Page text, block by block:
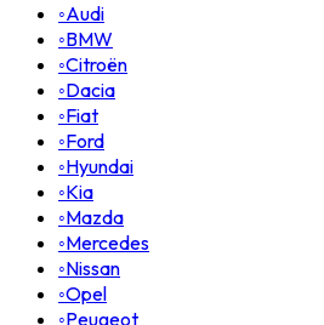
◦Audi
◦BMW
◦Citroën
◦Dacia
◦Fiat
◦Ford
◦Hyundai
◦Kia
◦Mazda
◦Mercedes
◦Nissan
◦Opel
◦Peugeot